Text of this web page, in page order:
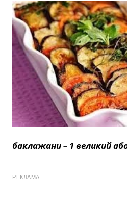
баклажани – 1 великий або
РЕКЛАМА